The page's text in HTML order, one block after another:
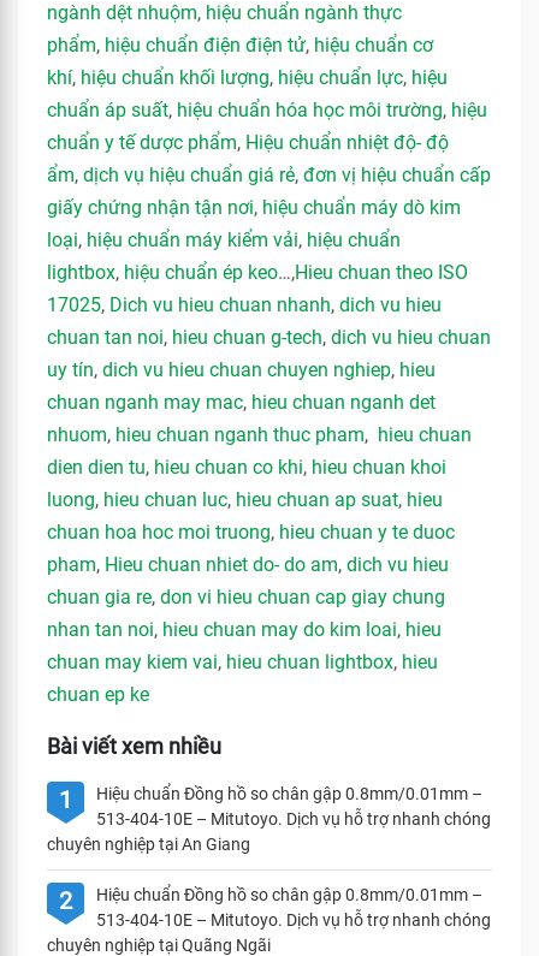
ngành dệt nhuộm, hiệu chuẩn ngành thực
phẩm, hiệu chuẩn điện điện tử, hiệu chuẩn cơ
khí, hiệu chuẩn khối lượng, hiệu chuẩn lực, hiệu
chuẩn áp suất, hiệu chuẩn hóa học môi trường, hiệu
chuẩn y tế dược phẩm, Hiệu chuẩn nhiệt độ- độ
ẩm, dịch vụ hiệu chuẩn giá rẻ, đơn vị hiệu chuẩn cấp
giấy chứng nhận tận nơi, hiệu chuẩn máy dò kim
loại, hiệu chuẩn máy kiểm vải, hiệu chuẩn
lightbox, hiệu chuẩn ép keo…,Hieu chuan theo ISO
17025, Dich vu hieu chuan nhanh, dich vu hieu
chuan tan noi, hieu chuan g-tech, dich vu hieu chuan
uy tín, dich vu hieu chuan chuyen nghiep, hieu
chuan nganh may mac, hieu chuan nganh det
nhuom, hieu chuan nganh thuc pham, hieu chuan
dien dien tu, hieu chuan co khi, hieu chuan khoi
luong, hieu chuan luc, hieu chuan ap suat, hieu
chuan hoa hoc moi truong, hieu chuan y te duoc
pham, Hieu chuan nhiet do- do am, dich vu hieu
chuan gia re, don vi hieu chuan cap giay chung
nhan tan noi, hieu chuan may do kim loai, hieu
chuan may kiem vai, hieu chuan lightbox, hieu
chuan ep ke
Bài viết xem nhiều
1
Hiệu chuẩn Đồng hồ so chân gập 0.8mm/0.01mm –
513-404-10E – Mitutoyo. Dịch vụ hỗ trợ nhanh chóng
chuyên nghiệp tại An Giang
2
Hiệu chuẩn Đồng hồ so chân gập 0.8mm/0.01mm –
513-404-10E – Mitutoyo. Dịch vụ hỗ trợ nhanh chóng
chuyên nghiệp tại Quãng Ngãi